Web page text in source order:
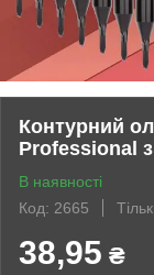
Контурний
Professional
В наявності
Код: 2665
38,95 ₴